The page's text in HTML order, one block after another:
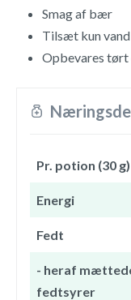
Smag af bær
Tilsæt kun vand
Opbevares
Pr. potion (30 g)
Energi
Fedt
- heraf
fedtsyrer